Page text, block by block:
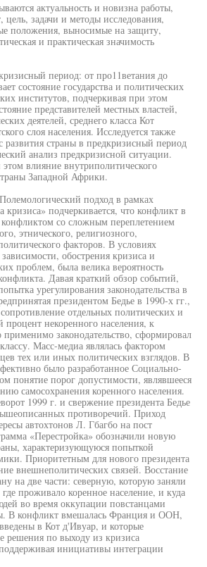
актуальность и новизна работы,
цель, задачи и методы исследования,
положения, выносимые на защиту,
и практическая значимость
период: от про11ветания до
состояние государства и политических
институтов, подчеркивая при этом
представителей местных властей,
деятелей, среднего класса Кот
слоя населения. Исследуется также
развития страны в предкризисный период
анализ предкризисной ситуации.
влияние внутриполитического
Западной Африки.
подход в рамках
кризиса» подчеркивается, что конфликт в
конфликтом со сложным переплетением
этнического, религиозного,
факторов. В условиях
обострения кризиса и
проблем, была велика вероятность
Давая краткий обзор событий,
урегулирования законодательства в
президентом Бедье в 1990-х гг.,
отдельных политических и
некоренного населения, к
законодательство, сформировал
Масс-медиа являлась фактором
тех или иных политических взглядов. В
было разработанное Социально-
понятие порог допустимости, являвшееся
самосохранения коренного населения.
1999 г. и свержение президента Бедье
противоречий. Приход
автохтонов Л. Гбагбо на пост
«Перестройка» обозначили новую
характеризующуюся попыткой
Приоритетным для нового президента
внешнеполитических связей. Восстание
на две части: северную, которую заняли
проживало коренное население, и куда
во время оккупации повстанцами
В конфликт вмешалась Франция и ООН,
в Кот д'Ивуар, и которые
решения по выходу из кризиса
инициативы интеграции